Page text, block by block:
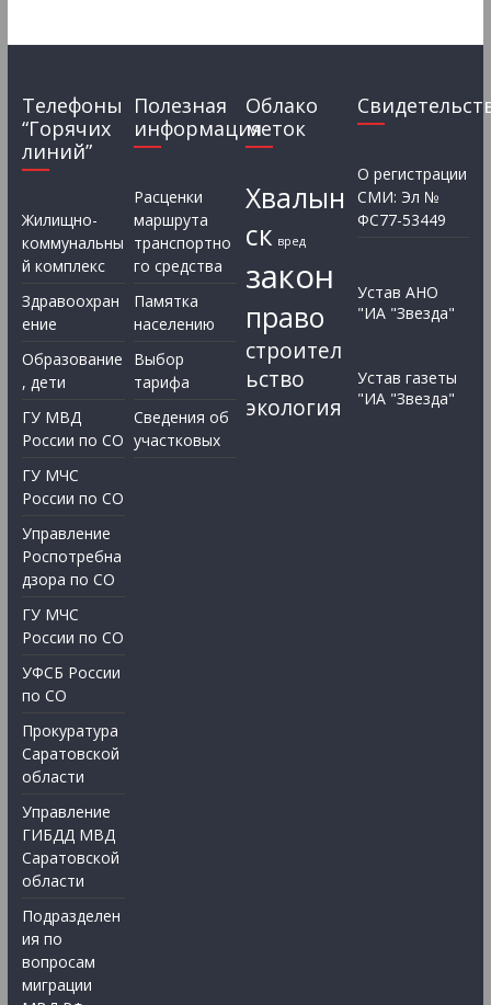
Телефоны
“Горячих
линий”
Жилищно-
коммунальны
й комплекс
Здравоохран
ение
Образование
, дети
ГУ МВД
России по СО
ГУ МЧС
России по СО
Управление
Роспотребна
дзора по СО
ГУ МЧС
России по СО
УФСБ России
по СО
Прокуратура
Саратовской
области
Управление
ГИБДД МВД
Саратовской
области
Подразделен
ия по
вопросам
миграции
Полезная
информация
Расценки
маршрута
транспортно
го средства
Памятка
населению
Выбор
тарифа
Сведения об
участковых
Облако
меток
Хвалын
ск вред
закон
право
строител
ьство
экология
О регистрации
СМИ: Эл №
ФС77-53449
Устав АНО
"ИА "Звезда"
Устав газеты
"ИА "Звезда"